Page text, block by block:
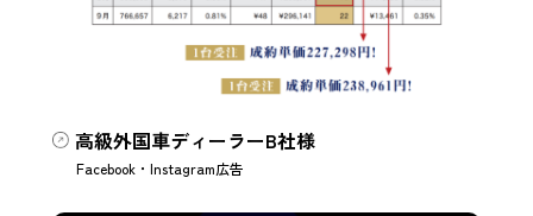
高級外国車ディーラーB社様
Facebook・Instagram広告